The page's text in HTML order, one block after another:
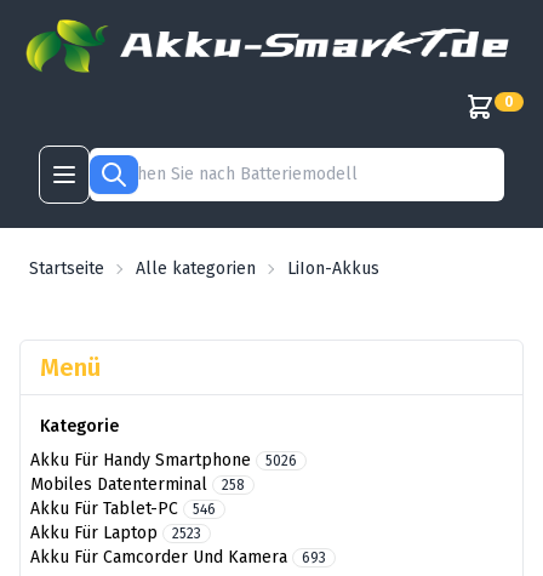
0
Startseite Alle kategorien LiIon-Akkus
Menü
Kategorie
Akku Für Handy Smartphone
5026
Mobiles Datenterminal 258
Akku Für Tablet-PC 546
Akku Für Laptop 2523
Akku Für Camcorder Und Kamera 693